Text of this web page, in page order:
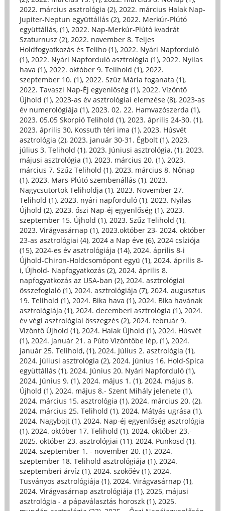
2022. március asztrológia (2), 2022. március Halak Nap-
Jupiter-Neptun együttállás (2), 2022. Merkúr-Plútó
együttállás, (1), 2022. Nap-Merkúr-Plútó kvadrát
Szaturnusz (2), 2022. november 8. Teljes
Holdfogyatkozás és Teliho (1), 2022. Nyári Napforduló
(1), 2022. Nyári Napforduló asztrológia (1), 2022. Nyilas
hava (1), 2022. október 9. Telihold (1), 2022.
szeptember 10. (1), 2022. Szűz Mária foganata (1),
2022. Tavaszi Nap-Éj egyenlőség (1), 2022. Vízöntő
Újhold (1), 2023-as év asztrológiai elemzése (8), 2023-as
év numerológiája (1), 2023. 02. 22. Hamvazószerda (1),
2023. 05.05 Skorpió Telihold (1), 2023. április 24-30. (1),
2023. április 30, Kossuth téri ima (1), 2023. Húsvét
asztrológia (2), 2023. január 30-31. Égbolt (1), 2023.
július 3. Telihold (1), 2023. Júniusi asztrológia, (1), 2023.
májusi asztrológia (1), 2023. március 20. (1), 2023.
március 7. Szűz Telihold (1), 2023. március 8. Nőnap
(1), 2023. Mars-Plútó szembenállás (1), 2023.
Nagycsütörtök Teliholdja (1), 2023. November 27.
Telihold (1), 2023. nyári napforduló (1), 2023. Nyilas
Újhold (2), 2023. őszi Nap-éj egyenlőség (1), 2023.
szeptember 15. Újhold (1), 2023. Szűz Telihold (1),
2023. Virágvasárnap (1), 2023.október 23- 2024. október
23-as asztrológiai (4), 2024 a Nap éve (6), 2024 csíziója
(15), 2024-es év asztrológiája (14), 2024. április 8-i
Újhold-Chiron-Holdcsomópont együ (1), 2024. április 8-
i, Újhold- Napfogyatkozás (2), 2024. április 8.
napfogyatkozás az USA-ban (2), 2024. asztrológiai
összefoglaló (1), 2024. asztrológiája (7), 2024. augusztus
19. Telihold (1), 2024. Bika hava (1), 2024. Bika havának
asztrológiája (1), 2024. decemberi asztrológia (1), 2024.
év végi asztrológiai összegzés (2), 2024. február 9.
Vízöntő Újhold (1), 2024. Halak Újhold (1), 2024. Húsvét
(1), 2024. január 21. a Púto Vízöntőbe lép, (1), 2024.
január 25. Telihold, (1), 2024. Július 2. asztrológia (1),
2024. júliusi asztrológia (2), 2024. június 16. Hold-Spica
együttállás (1), 2024. Június 20. Nyári Napforduló (1),
2024. Június 9. (1), 2024. május 1. (1), 2024. május 8.
Újhold (1), 2024. május 8.- Szent Mihály jelenete (1),
2024. március 15. asztrológia (1), 2024. március 20. (2),
2024. március 25. Telihold (1), 2024. Mátyás ugrása (1),
2024. Nagyböjt (1), 2024. Nap-éj egyenlőség asztrológia
(1), 2024. október 17. Telihold (1), 2024. október 23.-
2025. október 23. asztrológiai (11), 2024. Pünkösd (1),
2024. szeptember 1. - november 20. (1), 2024.
szeptember 18. Telihold asztrológiája (1), 2024.
szeptemberi árvíz (1), 2024. szökőév (1), 2024.
Tusványos asztrológiája (1), 2024. Virágvasárnap (1),
2024. Virágvasárnap asztrológiája (1), 2025, májusi
asztrológia - a pápaválasztás horoszk (1), 2025.